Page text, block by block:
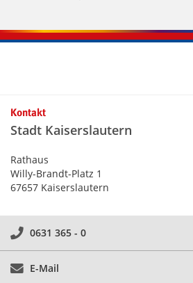
Kontakt
Stadt Kaiserslautern
Rathaus
Willy-Brandt-Platz 1
67657 Kaiserslautern
0631 365 - 0
E-Mail